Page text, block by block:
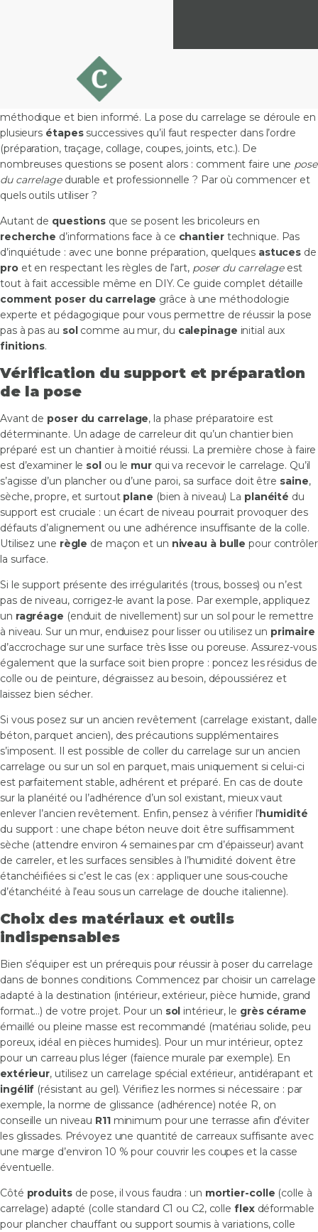
Première installation ou rénovation
pose de carrelage dans votre maison. En réalisant la pose vous-
même (sans faire appel à un carreleur professionnel), vous
prixde la main d’oeuvre, mais il vous faudra être
méthodique et bien informé. La pose du carrelage se déroule en
plusieurs étapes successives qu’il faut respecter dans l’ordre
(préparation, traçage, collage, coupes, joints, etc.). De
nombreuses questions se posent alors : comment faire une pose
du carrelage durable et professionnelle ? Par où commencer et
quels outils utiliser ?
Autant de questions que se posent les bricoleurs en
recherche d’informations face à ce chantier technique. Pas
d’inquiétude : avec une bonne préparation, quelques astuces de
pro et en respectant les règles de l’art, poser du carrelage est
tout à fait accessible même en DIY. Ce guide complet détaille
comment poser du carrelage grâce à une méthodologie
experte et pédagogique pour vous permettre de réussir la pose
pas à pas au sol comme au mur, du calepinage initial aux
finitions.
Vérification du support et préparation
de la pose
Avant de poser du carrelage, la phase préparatoire est
déterminante. Un adage de carreleur dit qu’un chantier bien
préparé est un chantier à moitié réussi. La première chose à faire
est d’examiner le sol ou le mur qui va recevoir le carrelage. Qu’il
s’agisse d’un plancher ou d’une paroi, sa surface doit être saine,
sèche, propre, et surtout plane (bien à niveau) La planéité du
support est cruciale : un écart de niveau pourrait provoquer des
défauts d’alignement ou une adhérence insuffisante de la colle.
Utilisez une règle de maçon et un niveau à bullepour contrôler
la surface.
Si le support présente des irrégularités (trous, bosses) ou n’est
pas de niveau, corrigez-le avant la pose. Par exemple, appliquez
un ragréage (enduit de nivellement) sur un sol pour le remettre
à niveau. Sur un mur, enduisez pour lisser ou utilisez un primaire
d’accrochage sur une surface très lisse ou poreuse. Assurez-vous
également que la surface soit bien propre : poncez les résidus de
colle ou de peinture, dégraissez au besoin, dépoussiérez et
laissez bien sécher.
Si vous posez sur un ancien revêtement (carrelage existant, dalle
béton, parquet ancien), des précautions supplémentaires
s’imposent. Il est possible de coller du carrelage sur un ancien
carrelage ou sur un sol en parquet, mais uniquement si celui-ci
est parfaitement stable, adhérent et préparé. En cas de doute
sur la planéité ou l’adhérence d’un sol existant, mieux vaut
enlever l’ancien revêtement. Enfin, pensez à vérifier l’humidité
du support : une chape béton neuve doit être suffisamment
sèche (attendre environ 4 semaines par cm d’épaisseur) avant
de carreler, et les surfaces sensibles à l’humidité doivent être
étanchéifiées si c’est le cas (ex : appliquer une sous-couche
d’étanchéité à l’eau sous un carrelage de douche italienne).
Choix des matériaux et outils
indispensables
Bien s’équiper est un prérequis pour réussir à poser du carrelage
dans de bonnes conditions. Commencez par choisir un carrelage
adapté à la destination (intérieur, extérieur, pièce humide, grand
format…) de votre projet. Pour un sol intérieur, le grès cérame
émaillé ou pleine masse est recommandé (matériau solide, peu
poreux, idéal en pièces humides). Pour un mur intérieur, optez
pour un carreau plus léger (faïence murale par exemple). En
extérieur, utilisez un carrelage spécial extérieur, antidérapant et
ingélif (résistant au gel). Vérifiez les normes si nécessaire : par
exemple, la norme de glissance (adhérence) notée R, on
conseille un niveau R11 minimum pour une terrasse afin d’éviter
les glissades. Prévoyez une quantité de carreaux suffisante avec
une marge d’environ 10 % pour couvrir les coupes et la casse
éventuelle.
Côté produits de pose, il vous faudra : un mortier-colle (colle à
carrelage) adapté (colle standard C1 ou C2, colle flex déformable
pour plancher chauffant ou support soumis à variations, colle